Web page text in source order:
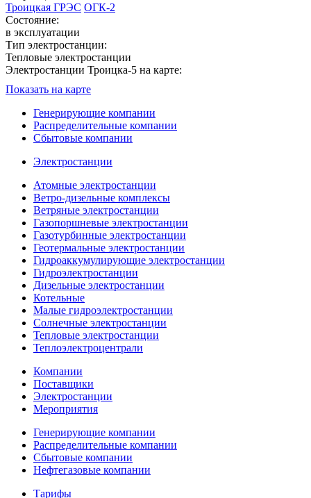
Троицкая ГРЭС ОГК-2
Состояние:
в эксплуатации
Тип электростанции:
Тепловые электростанции
Электростанции Троицка-5 на карте:
Показать на карте
Генерирующие компании
Распределительные компании
Сбытовые компании
Электростанции
Атомные электростанции
Ветро-дизельные комплексы
Ветряные электростанции
Газопоршневые электростанции
Газотурбинные электростанции
Геотермальные электростанции
Гидроаккумулирующие электростанции
Гидроэлектростанции
Дизельные электростанции
Котельные
Малые гидроэлектростанции
Солнечные электростанции
Тепловые электростанции
Теплоэлектроцентрали
Компании
Поставщики
Электростанции
Мероприятия
Генерирующие компании
Распределительные компании
Сбытовые компании
Нефтегазовые компании
Тарифы